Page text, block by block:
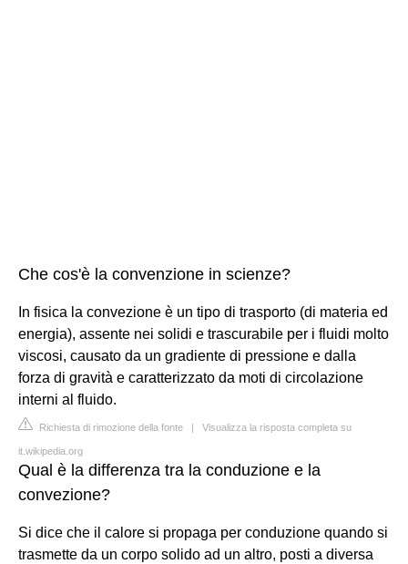
Che cos'è la convenzione in scienze?
In fisica la convezione è un tipo di trasporto (di materia ed
energia), assente nei solidi e trascurabile per i fluidi molto
viscosi, causato da un gradiente di pressione e dalla
forza di gravità e caratterizzato da moti di circolazione
interni al fluido.
Richiesta di rimozione della fonte | Visualizza la risposta completa su
it.wikipedia.org
Qual è la differenza tra la conduzione e la
convezione?
Si dice che il calore si propaga per conduzione quando si
trasmette da un corpo solido ad un altro, posti a diversa